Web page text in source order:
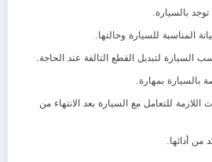
بالسيارة.
المناسبة للسيارة وحالتها.
السيارة لتبديل القطع التالفة عند الحاجة.
بالسيارة بمهارة.
اللازمة للتعامل مع السيارة بعد الانتهاء من
من أدائها.